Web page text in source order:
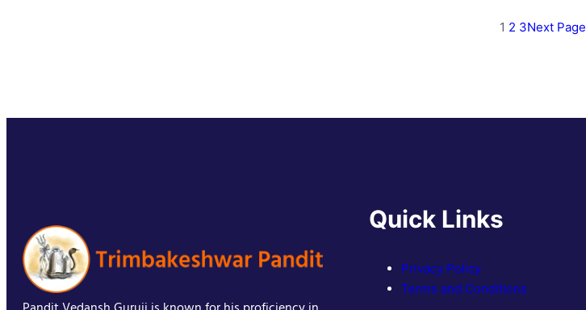
1 2 3Next Page
Quick Links
Privacy Policy
Terms and Conditions